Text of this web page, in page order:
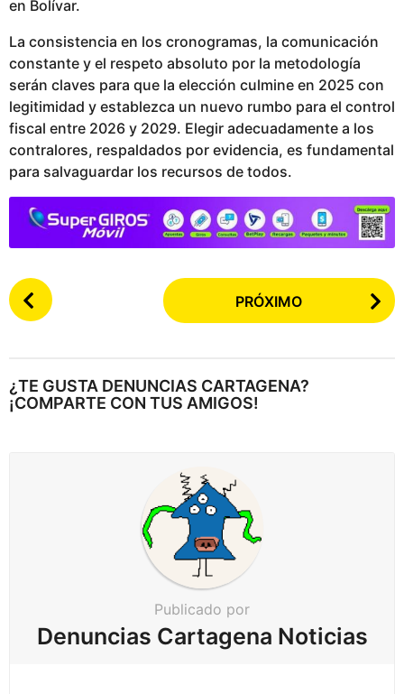
en Bolívar.
La consistencia en los cronogramas, la comunicación
constante y el respeto absoluto por la metodología
serán claves para que la elección culmine en 2025 con
legitimidad y establezca un nuevo rumbo para el control
fiscal entre 2026 y 2029. Elegir adecuadamente a los
contralores, respaldados por evidencia, es fundamental
para salvaguardar los recursos de todos.
P
o
e
a
PRÓXIMO
¿TE GUSTA DENUNCIAS CARTAGENA?
¡COMPARTE CON TUS AMIGOS!
Publicado por
Denuncias Cartagena Noticias